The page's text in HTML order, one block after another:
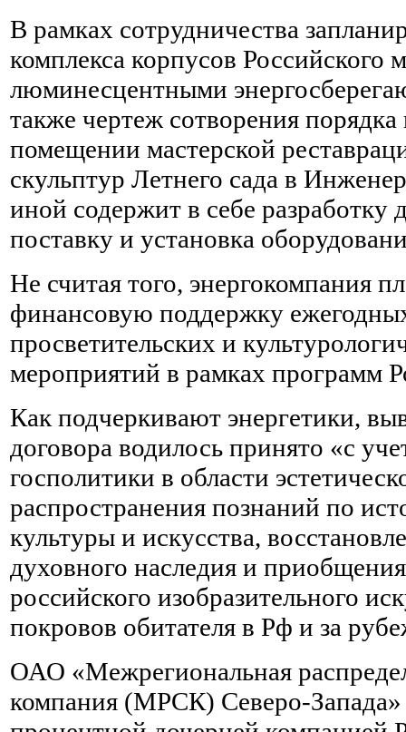
В рамках сотрудничества
комплекса корпусов Российского
люминесцентными
также чертеж сотворения
помещении мастерской
скульптур Летнего сада в
иной содержит в себе разработку
поставку и установка
Не считая того, энергокомпания
финансовую поддержку
просветительских и
мероприятий в рамках программ
Как подчеркивают энергетики,
договора водилось принято «с
госполитики в области
распространения познаний по
культуры и искусства,
духовного наследия и
российского изобразительного
покровов обитателя в Рф и за
ОАО «Межрегиональная
компания (МРСК) Северо-Запада»